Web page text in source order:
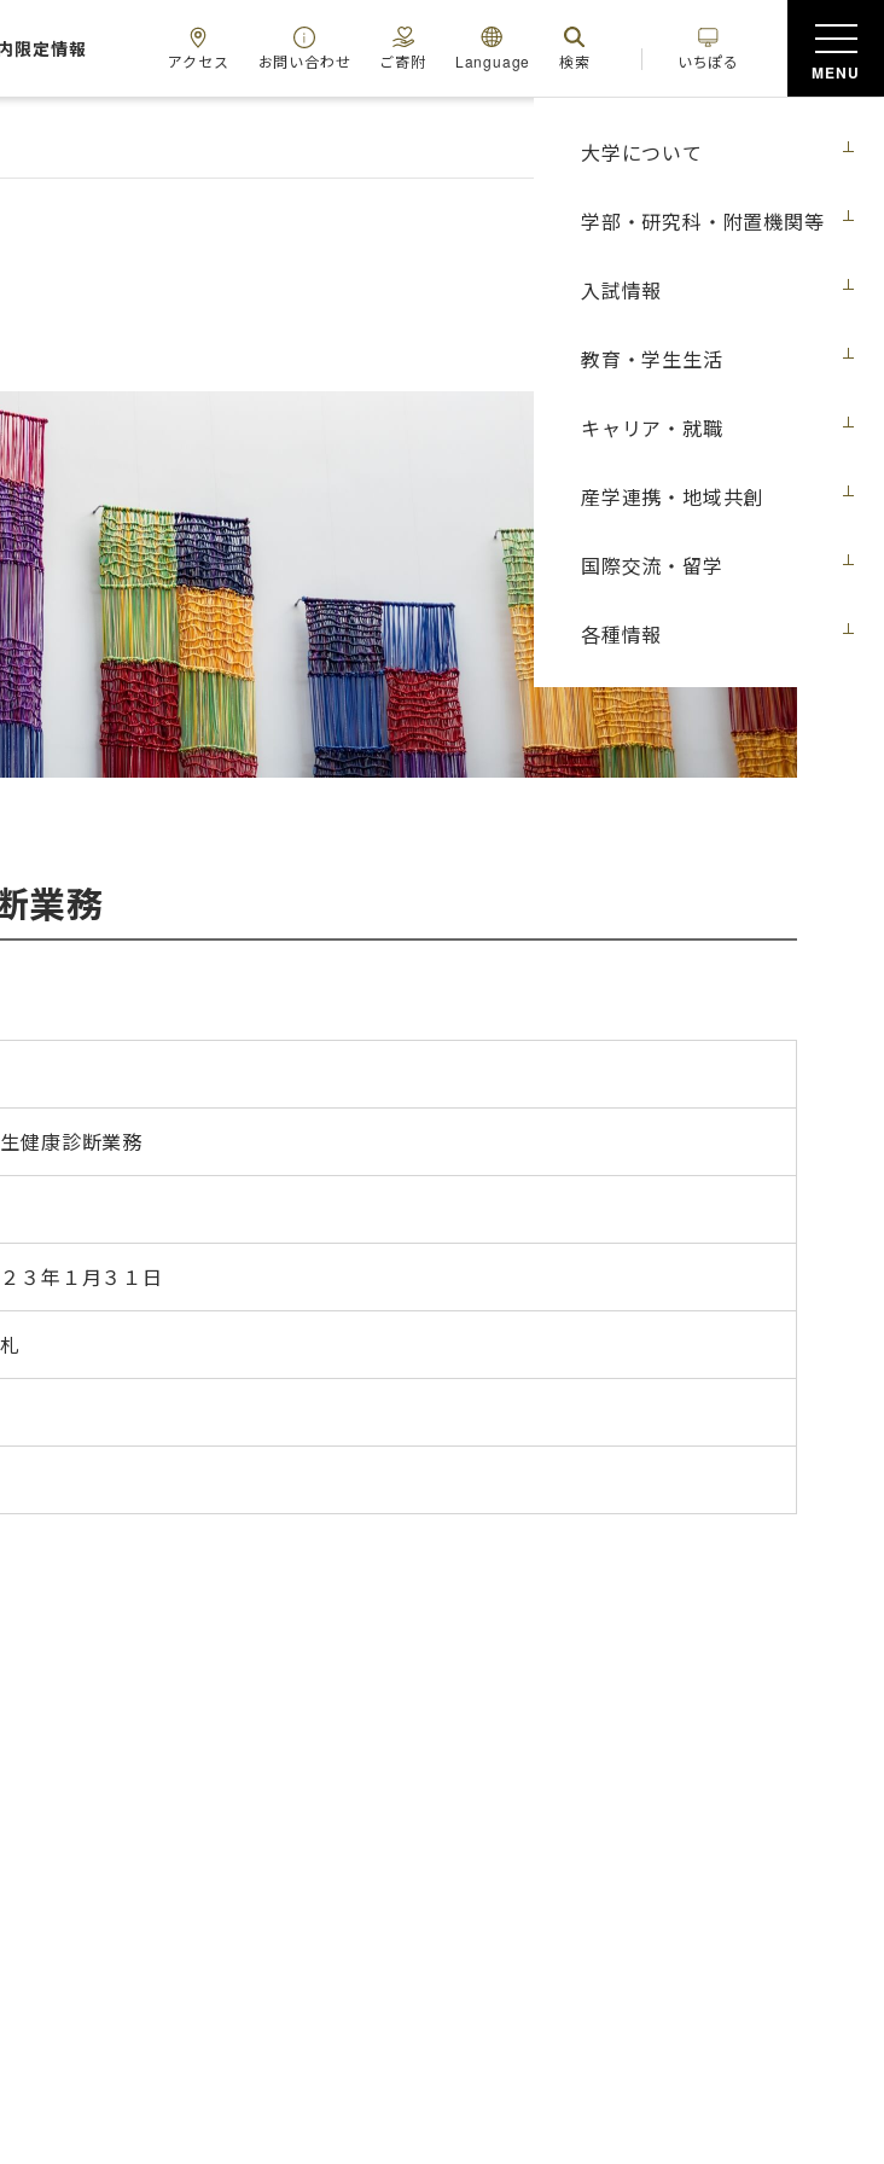
大学について
学部・研究科・附置機関等
入試情報
教育・学生生活
キャリア・就職
産学連携・地域共創
国際交流・留学
各種情報
限定情報
アクセス お問い合わせ ご寄附 Language 検索 いちぽる
MENU
業務
健康診断業務
３年１月３１日